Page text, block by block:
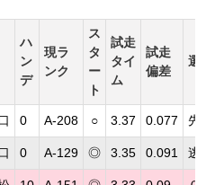
ハ
ン
デ
現ラ
ンク
ス
タ
ー
ト
試走
タイ
ム
試走
偏差
選
0 A-208 ○ 3.37 0.077 先
0 A-129 ◎ 3.35 0.091 逃